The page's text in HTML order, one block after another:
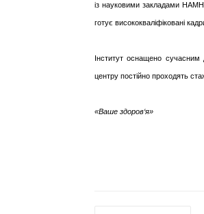
із науковими закладами НАМН
готує висококваліфіковані
Інститут оснащено
центру постійно проходять
«Ваше здоров‘я»